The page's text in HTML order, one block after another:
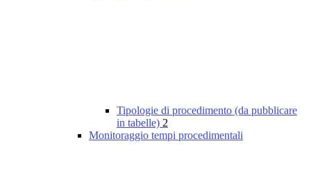
Tipologie di procedimento (da pubblicare
in tabelle) 2
Monitoraggio tempi procedimentali